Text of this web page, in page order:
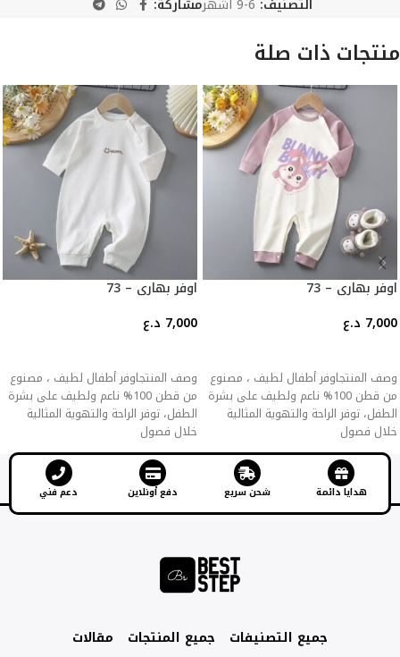
التصنيف: 6-9 اشهر مشاركة:
منتجات ذات صلة
اوفر بهاري – 73
7,000 د.ع
وصف المنتجاوفر أطفال لطيف ، مصنوع
من قطن 100% ناعم ولطيف على بشرة
الطفل، توفر الراحة والتهوية المثالية
خلال فصول
اوفر بهاري – 73
7,000 د.ع
وصف المنتجاوفر أطفال لطيف ، مصنوع
من قطن 100% ناعم ولطيف على بشرة
الطفل، توفر الراحة والتهوية المثالية
خلال فصول
هدايا دائمة شحن سريع دفع أونلاين دعم فني
جميع التصنيفات جميع المنتجات مقالات